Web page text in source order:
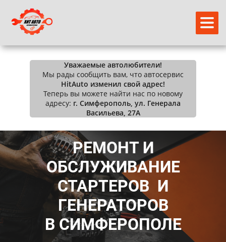
Уважаемые автолюбители!
Мы рады сообщить вам, что автосервис
HitAuto изменил свой адрес!
Теперь вы можете найти нас по новому
адресу: г. Симферополь, ул. Генерала
Васильева, 27А
РЕМОНТ И
ОБСЛУЖИВАНИЕ
СТАРТЕРОВ И
ГЕНЕРАТОРОВ
В СИМФЕРОПОЛЕ